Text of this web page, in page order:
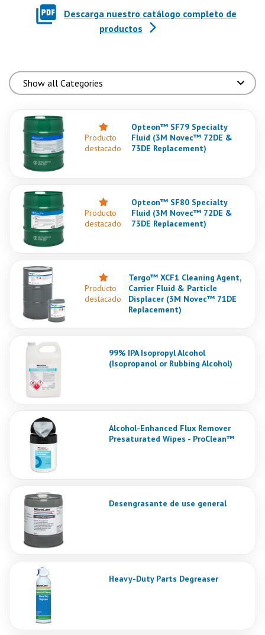
Descarga nuestro catálogo completo de
productos
Producto
destacado
Opteon™ SF79 Specialty
Fluid (3M Novec™ 72DE &
73DE Replacement)
Producto
destacado
Opteon™ SF80 Specialty
Fluid (3M Novec™ 72DE &
73DE Replacement)
Producto
destacado
Tergo™ XCF1 Cleaning Agent,
Carrier Fluid & Particle
Displacer (3M Novec™ 71DE
Replacement)
99% IPA Isopropyl Alcohol
(Isopropanol or Rubbing Alcohol)
Alcohol-Enhanced Flux Remover
Presaturated Wipes - ProClean™
Desengrasante de use general
Heavy-Duty Parts Degreaser